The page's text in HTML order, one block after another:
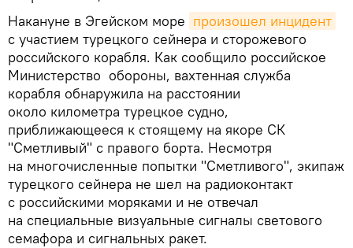
Накануне в Эгейском море произошел инцидент
с участием турецкого сейнера и сторожевого
российского корабля. Как сообщило российское
Министерство обороны, вахтенная служба
корабля обнаружила на расстоянии
около километра турецкое судно,
приближающееся к стоящему на якоре СК
"Сметливый" с правого борта. Несмотря
на многочисленные попытки "Сметливого", экипаж
турецкого сейнера не шел на радиоконтакт
с российскими моряками и не отвечал
на специальные визуальные сигналы светового
семафора и сигнальных ракет.